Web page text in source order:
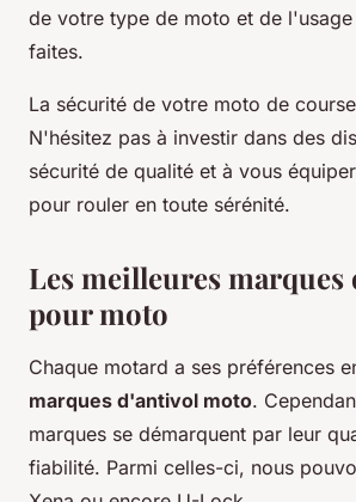
de votre type de moto et de
faites.
La sécurité de votre moto de
N'hésitez pas à investir dans des
sécurité de qualité et à vous
pour rouler en toute sérénité.
Les meilleures
pour moto
Chaque motard a ses préférences
marques d'antivol moto.
marques se démarquent par leur
fiabilité. Parmi celles-ci, nous